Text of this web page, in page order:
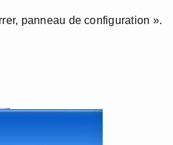
panneau de configuration ».